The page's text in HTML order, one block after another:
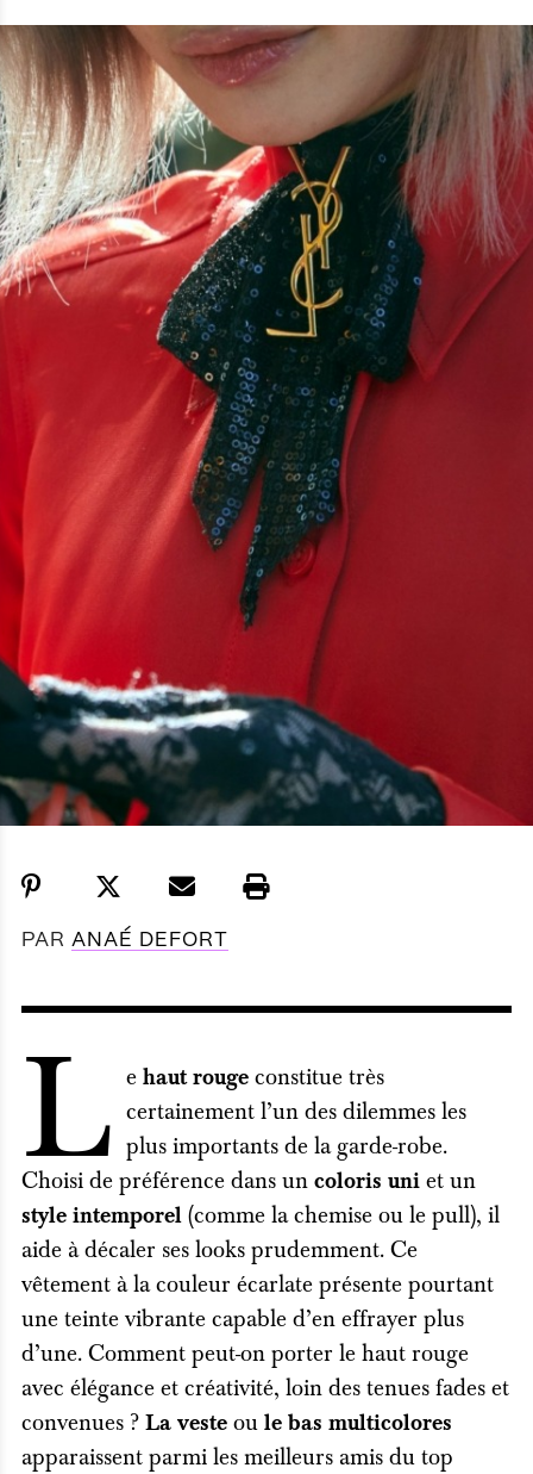
PAR ANAÉ DEFORT
L e haut rougeconstitue très
certainement l’un des dilemmes les
plus importants de la garde-robe.
Choisi de préférence dans un coloris uniet un
style intemporel(comme la chemise ou le pull), il
aide à décaler ses looks prudemment. Ce
vêtement à la couleur écarlate présente pourtant
une teinte vibrante capable d’en effrayer plus
d’une. Comment peut-on porter le haut rouge
avec élégance et créativité, loin des tenues fades et
convenues ? La veste ou le bas multicolores
apparaissent parmi les meilleurs amis du top